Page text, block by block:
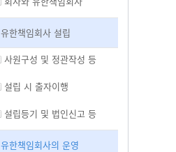
유한책임회사 설립
사원구성 및 정관작성 등
설립 시 출자이행
설립등기 및 법인신고 등
유한책임회사의 운영